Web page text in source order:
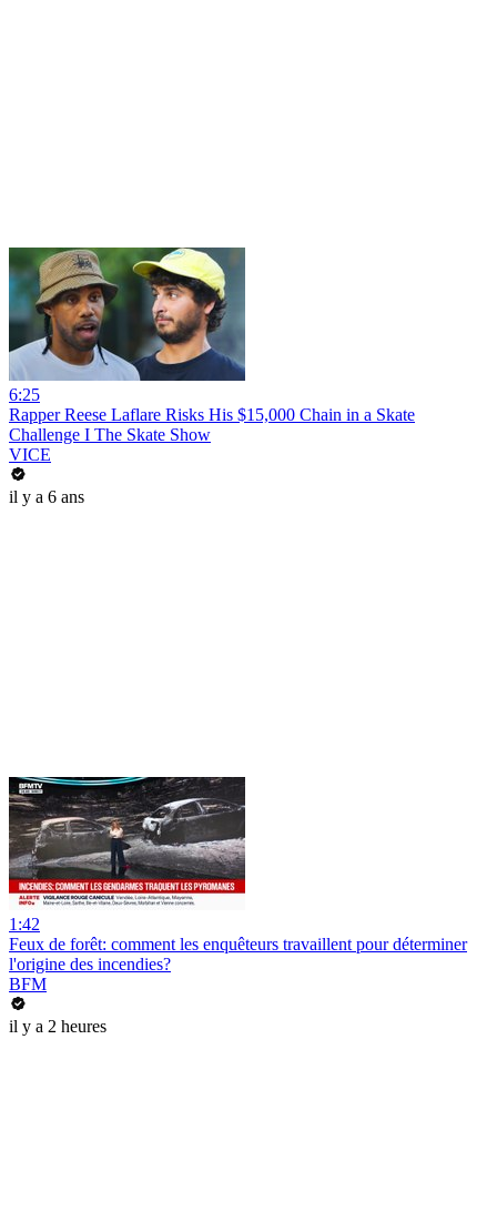
6:25
Rapper Reese Laflare Risks His $15,000 Chain in a Skate
Challenge I The Skate Show
VICE
il y a 6 ans
1:42
Feux de forêt: comment les enquêteurs travaillent pour déterminer
l'origine des incendies?
BFM
il y a 2 heures